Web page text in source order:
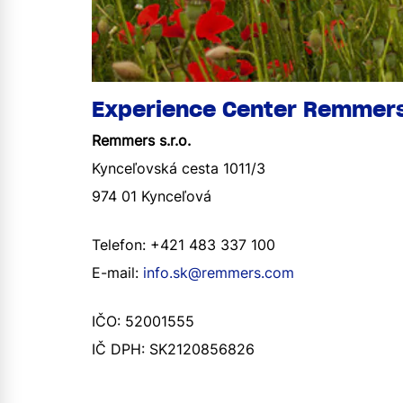
Experience Center
Remmers s.r.o.
Kynceľovská cesta 1011/3
974 01 Kynceľová
Telefon: +421 483 337 100
E-mail: info.sk@remmers.com
IČO: 52001555
IČ DPH: SK2120856826